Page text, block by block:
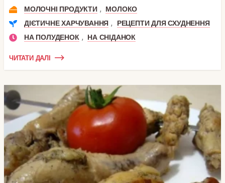
МОЛОЧНІ ПРОДУКТИ ,
МОЛОКО
ДІЄТИЧНЕ ХАРЧУВАННЯ ,
РЕЦЕПТИ ДЛЯ СХУДНЕННЯ
НА ПОЛУДЕНОК , НА СНІДАНОК
ЧИТАТИ ДАЛІ